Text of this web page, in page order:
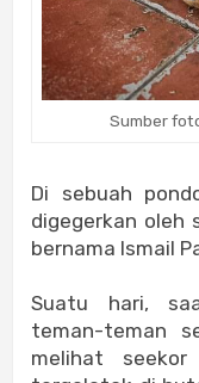
Sumber
Di sebuah
digegerkan oleh
bernama Ismail
Suatu hari,
teman-teman
melihat